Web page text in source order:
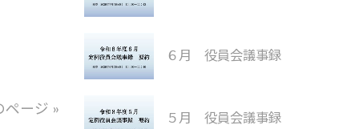
ページ »
６月 役員会議事録
５月 役員会議事録